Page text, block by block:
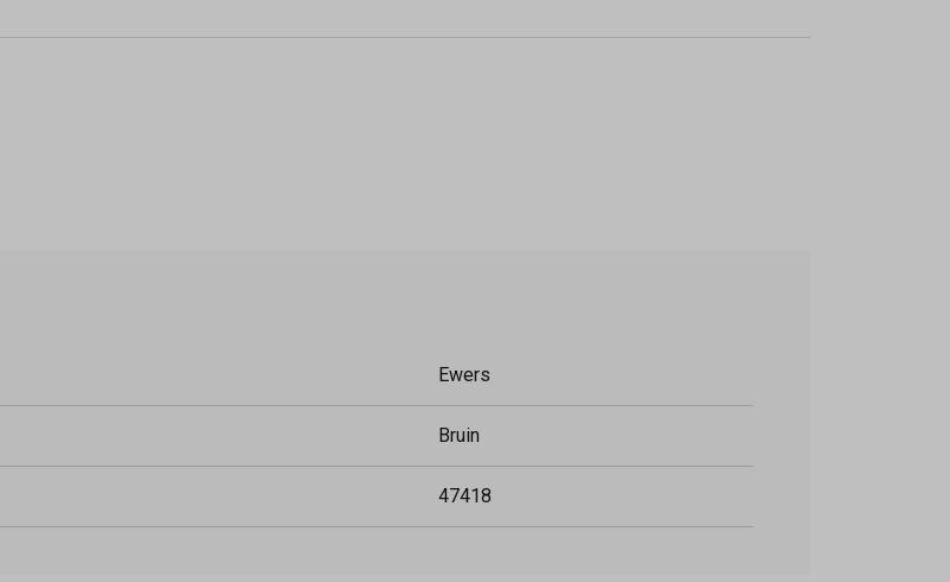
Ewers
Bruin
47418